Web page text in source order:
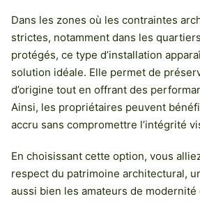
Dans les zones où les contraintes
strictes, notamment dans les
protégés, ce type d’installation
solution idéale. Elle permet de
d’origine tout en offrant des
Ainsi, les propriétaires peuvent
accru sans compromettre l’intégrité
En choisissant cette option, vous
respect du patrimoine architectural,
aussi bien les amateurs de